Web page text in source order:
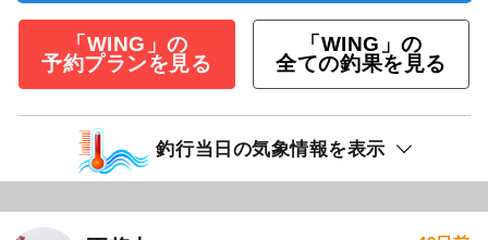
「WING」の
予約プランを見る
「WING」の
全ての釣果を見る
釣行当日の気象情報を表示